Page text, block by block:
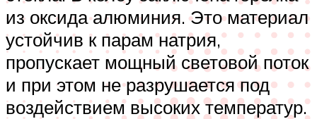
из оксида алюминия. Это материал
устойчив к парам натрия,
пропускает мощный световой поток
и при этом не разрушается под
воздействием высоких температур.